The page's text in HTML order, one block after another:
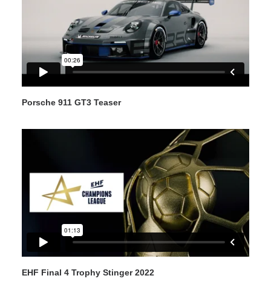
Porsche 911 GT3 Teaser
EHF Final 4 Trophy Stinger 2022